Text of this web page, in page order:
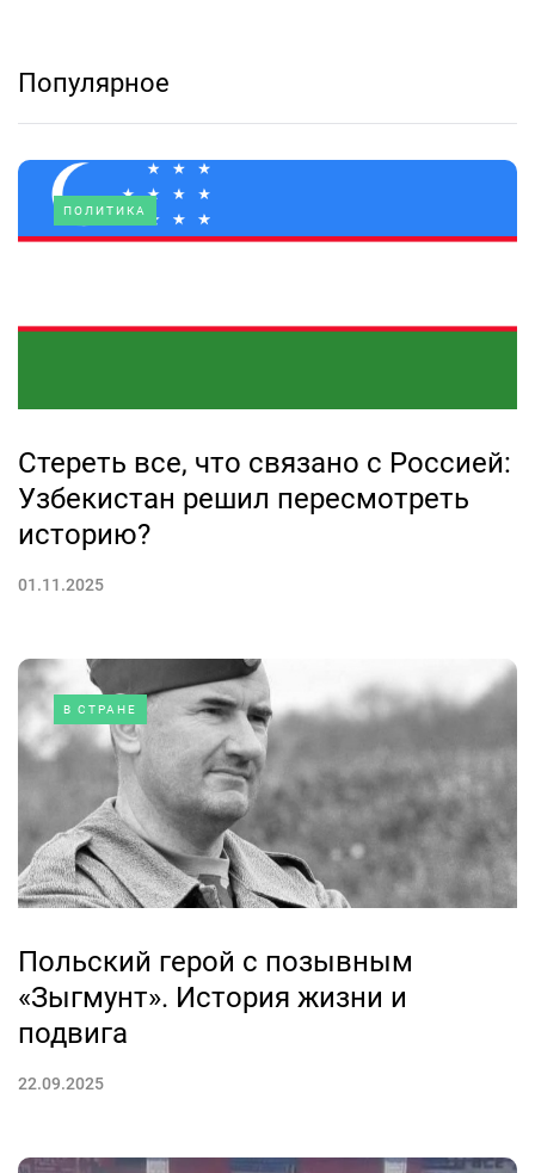
Популярное
ПОЛИТИКА
Стереть все, что связано с Россией:
Узбекистан решил пересмотреть
историю?
01.11.2025
В СТРАНЕ
Польский герой с позывным
«Зыгмунт». История жизни и
подвига
22.09.2025